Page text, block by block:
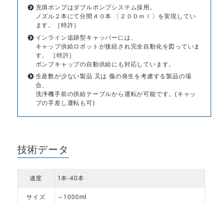
充填ポンプはダブルポンプシステム採用。
ノズル２本にて分間４０本 〔２００ｍｌ〕を実現してい
ます。［特許］
インライン追跡型キャッパーには、
キャップ供給ロボットが接続され完全自動化を図っていま
す。 ［特許］
ポンプキャップの自動供給にも対応しています。
生産数が少ない製品 又は 傷の発生を考慮する製品の場
合、
洗浄機手前の供給テーブルから運転が可能です。(キャッ
プの手差し運転も可)
技術データ
速度 1本-40本
サイズ ～1000ml